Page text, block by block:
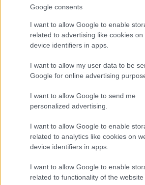
Google consents
I want to allow Google to enable
related to advertising like cookies on
device identifiers in apps.
I want to allow my user data to be
Google for online advertising
I want to allow Google to send me
personalized advertising.
I want to allow Google to enable
related to analytics like cookies on
device identifiers in apps.
I want to allow Google to enable
related to functionality of the website
karikatúra révén a hazatérő